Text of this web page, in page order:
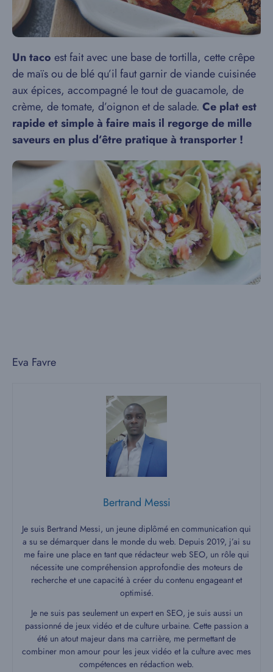
Un taco est fait avec une base de tortilla, cette crêpe
de maïs ou de blé qu’il faut garnir de viande cuisinée
aux épices, accompagné le tout de guacamole, de
crème, de tomate, d’oignon et de salade. Ce plat est
rapide et simple à faire mais il regorge de mille
saveurs en plus d’être pratique à transporter !
Eva Favre
Bertrand Messi
Je suis Bertrand Messi, un jeune diplômé en communication qui
a su se démarquer dans le monde du web. Depuis 2019, j’ai su
me faire une place en tant que rédacteur web SEO, un rôle qui
nécessite une compréhension approfondie des moteurs de
recherche et une capacité à créer du contenu engageant et
optimisé.
Je ne suis pas seulement un expert en SEO, je suis aussi un
passionné de jeux vidéo et de culture urbaine. Cette passion a
été un atout majeur dans ma carrière, me permettant de
combiner mon amour pour les jeux vidéo et la culture avec mes
compétences en rédaction web.